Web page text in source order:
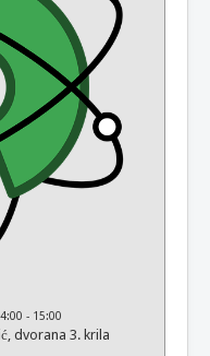
- 15:00
dvorana 3. krila